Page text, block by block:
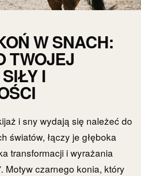
W SNACH:
TWOJEJ
I
i sny wydają się należeć do
światów, łączy je głęboka
transformacji i wyrażania
Motyw czarnego konia, który